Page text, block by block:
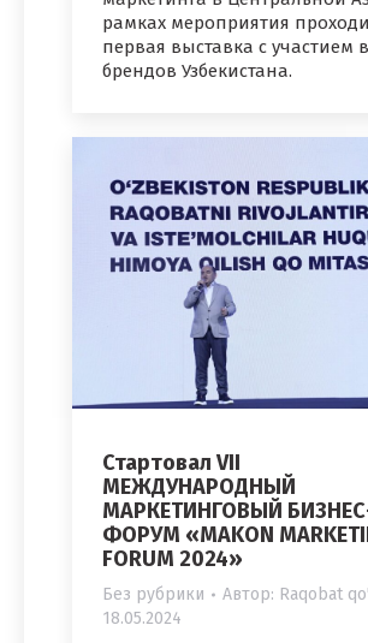
рамках мероприятия
первая выставка с участием
брендов Узбекистана.
Стартовал VII
МЕЖДУНАРОДНЫЙ
МАРКЕТИНГОВЫЙ
ФОРУМ «MAKON
FORUM 2024»
Без рубрики Автор: Raqobat
18.05.2024